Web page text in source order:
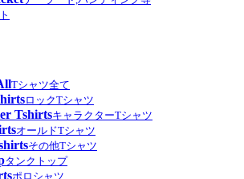
Tシャツ全て
ロックTシャツ
TshirtsキャラクターTシャツ
オールドTシャツ
その他Tシャツ
タンクトップ
ポロシャツ